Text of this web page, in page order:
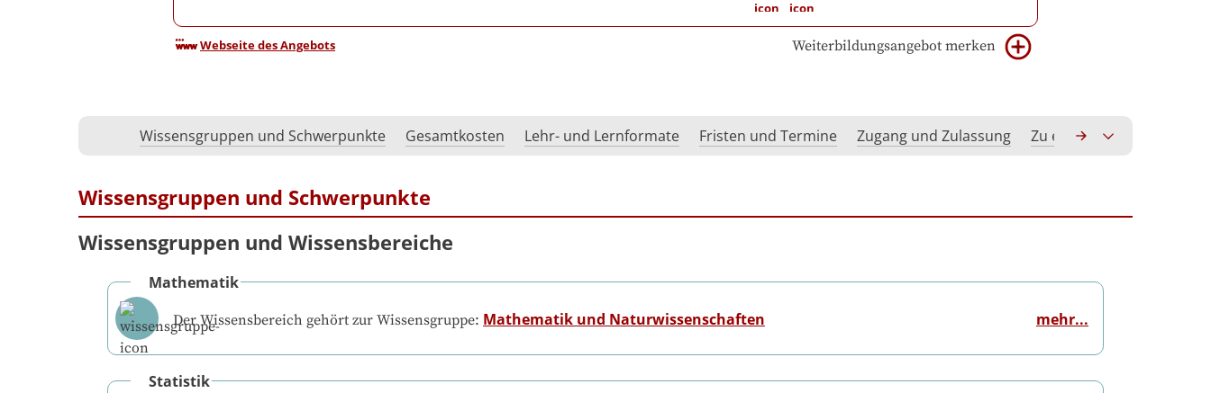
Webseite des Angebots Weiterbildungsangebot merken
Wissensgruppen und Schwerpunkte Gesamtkosten Lehr- und Lernformate Fristen und Termine Zugang und Zulassung Zu erwerbende
Wissensgruppen und Schwerpunkte
Wissensgruppen und Wissensbereiche
Mathematik
Der Wissensbereich gehört zur Wissensgruppe: Mathematik und Naturwissenschaften mehr...
Statistik